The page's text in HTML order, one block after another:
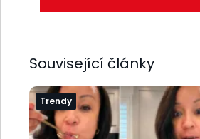
Související články
Trendy